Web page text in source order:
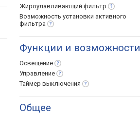
Жироулавливающий фильтр
Возможность установки активного
фильтра
Функции и возможности
Освещение
Управление
Таймер выключения
Общее